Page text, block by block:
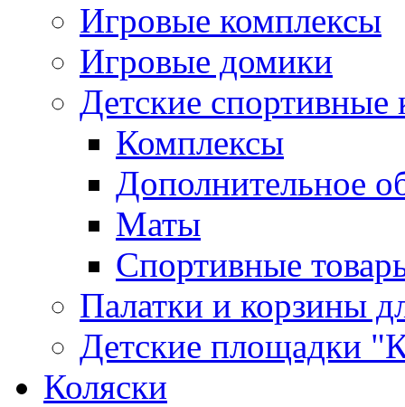
Игровые комплексы
Игровые домики
Детские спортивные
Комплексы
Дополнительное
Маты
Спортивные
Палатки и корзины
Детские площадки
Коляски